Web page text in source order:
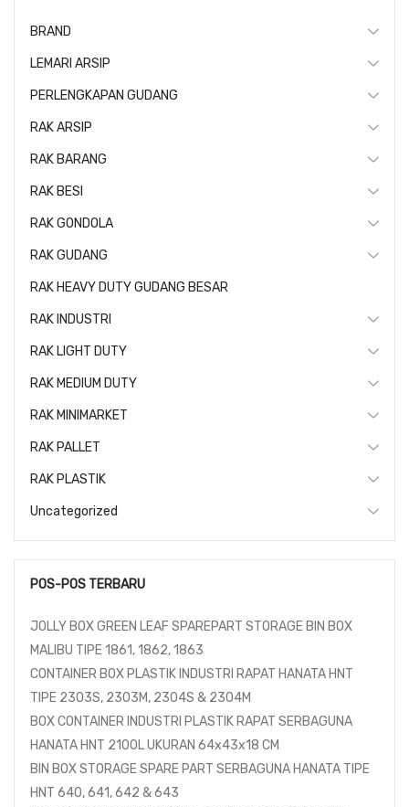
BRAND
LEMARI ARSIP
PERLENGKAPAN GUDANG
RAK ARSIP
RAK BARANG
RAK BESI
RAK GONDOLA
RAK GUDANG
RAK HEAVY DUTY GUDANG BESAR
RAK INDUSTRI
RAK LIGHT DUTY
RAK MEDIUM DUTY
RAK MINIMARKET
RAK PALLET
RAK PLASTIK
Uncategorized
POS-POS TERBARU
JOLLY BOX GREEN LEAF SPAREPART STORAGE BIN BOX
MALIBU TIPE 1861, 1862, 1863
CONTAINER BOX PLASTIK INDUSTRI RAPAT HANATA HNT
TIPE 2303S, 2303M, 2304S & 2304M
BOX CONTAINER INDUSTRI PLASTIK RAPAT SERBAGUNA
HANATA HNT 2100L UKURAN 64x43x18 CM
BIN BOX STORAGE SPARE PART SERBAGUNA HANATA TIPE
HNT 640, 641, 642 & 643